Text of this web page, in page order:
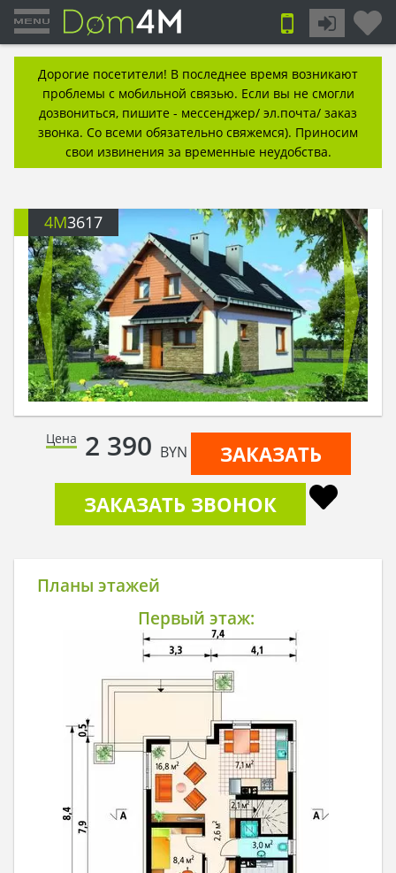
Дорогие посетители! В последнее время возникают
проблемы с мобильной связью. Если вы не смогли
дозвониться, пишите - мессенджер/ эл.почта/ заказ
звонка. Со всеми обязательно свяжемся). Приносим
свои извинения за временные неудобства.
4M3617
Цена 2 390 BYN
ЗАКАЗАТЬ
ЗАКАЗАТЬ ЗВОНОК
Планы этажей
Первый этаж: